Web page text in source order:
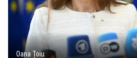
Oana Țoiu